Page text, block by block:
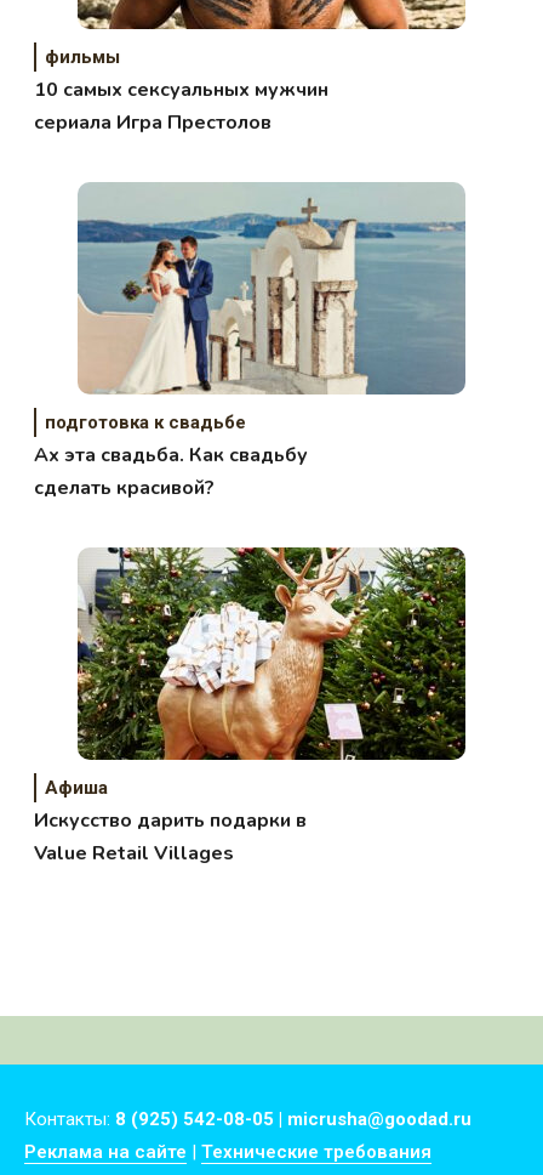
фильмы
10 самых сексуальных мужчин
сериала Игра Престолов
подготовка к свадьбе
Ах эта свадьба. Как свадьбу
сделать красивой?
Афиша
Искусство дарить подарки в
Value Retail Villages
Контакты: 8 (925) 542-08-05 | micrusha@goodad.ru
Реклама на сайте
Технические требования